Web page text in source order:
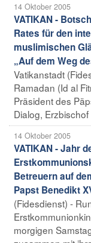
14 Oktober 2005
VATIKAN -
Rates für den
muslimischen
„Auf dem Weg
Vatikanstadt
Ramadan (Id al
Präsident des
Dialog,
14 Oktober 2005
VATIKAN - Jahr
Betreuern auf
Papst Benedikt
(Fidesdienst) -
morgigen